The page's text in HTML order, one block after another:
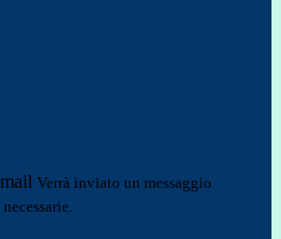
Verrà inviato un messaggio